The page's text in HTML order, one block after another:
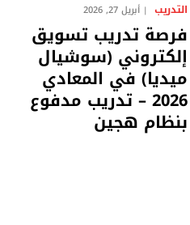
التدريب أبريل 27, 2026
فرصة تدريب تسويق
إلكتروني (سوشيال
ميديا) في المعادي
2026 – تدريب مدفوع
بنظام هجين